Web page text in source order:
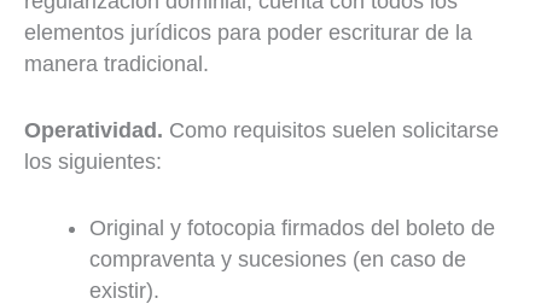
elementos jurídicos para poder escriturar de la
manera tradicional.
Operatividad. Como requisitos suelen solicitarse
los siguientes:
Original y fotocopia firmados del boleto de
compraventa y sucesiones (en caso de
existir).